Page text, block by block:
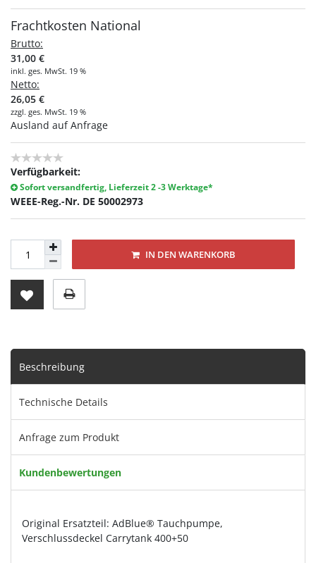
Frachtkosten National
Brutto:
31,00 €
inkl. ges. MwSt. 19 %
Netto:
26,05 €
zzgl. ges. MwSt. 19 %
Ausland auf Anfrage
Verfügbarkeit:
Sofort versandfertig, Lieferzeit 2 -3 Werktage*
WEEE-Reg.-Nr. DE 50002973
IN DEN WARENKORB
Beschreibung
Technische Details
Anfrage zum Produkt
Kundenbewertungen
Original Ersatzteil: AdBlue® Tauchpumpe,
Verschlussdeckel Carrytank 400+50